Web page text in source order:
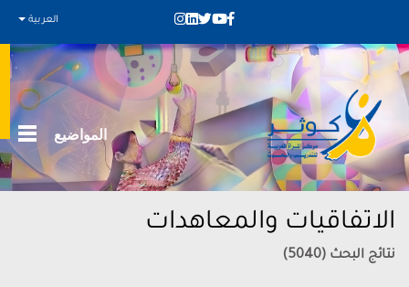
العربية
المواضيع
الاتفاقيات والمعاهدات
نتائج البحث (5040)